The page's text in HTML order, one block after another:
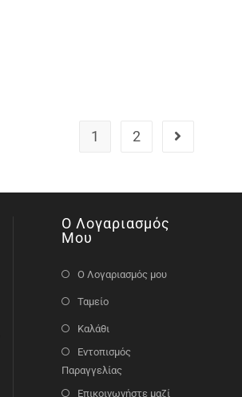
1 2
Ο Λογαριασμός
Μου
Ο Λογαριασμός μου
Ταμείο
Καλάθι
Εντοπισμός
Παραγγελίας
Επικοινωνήστε μαζί